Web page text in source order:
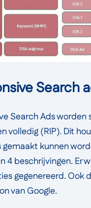
Search
Search Ads
volledig (RIP). Dit
gemaakt kunnen
4 beschrijvingen. Er
gegenereerd. Ook
van Google.